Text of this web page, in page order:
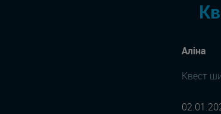
Аліна
Квест